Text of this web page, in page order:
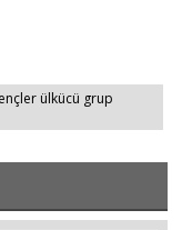
ülkücü grup